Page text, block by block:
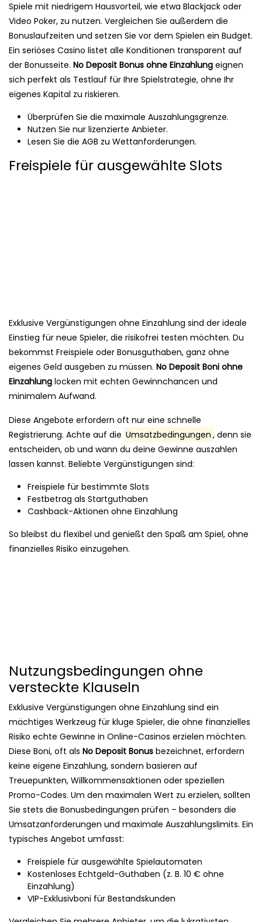
Spiele mit niedrigem Hausvorteil, wie etwa Blackjack oder
Video Poker, zu nutzen. Vergleichen Sie außerdem die
Bonuslaufzeiten und setzen Sie vor dem Spielen ein Budget.
Ein seriöses Casino listet alle Konditionen transparent auf
der Bonusseite. No Deposit Bonus ohne Einzahlung eignen
sich perfekt als Testlauf für Ihre Spielstrategie, ohne Ihr
eigenes Kapital zu riskieren.
Überprüfen Sie die maximale Auszahlungsgrenze.
Nutzen Sie nur lizenzierte Anbieter.
Lesen Sie die AGB zu Wettanforderungen.
Freispiele für ausgewählte Slots
Exklusive Vergünstigungen ohne Einzahlung sind der ideale
Einstieg für neue Spieler, die risikofrei testen möchten. Du
bekommst Freispiele oder Bonusguthaben, ganz ohne
eigenes Geld ausgeben zu müssen. No Deposit Boni ohne
Einzahlung locken mit echten Gewinnchancen und
minimalem Aufwand.
Diese Angebote erfordern oft nur eine schnelle
Registrierung. Achte auf die Umsatzbedingungen , denn sie
entscheiden, ob und wann du deine Gewinne auszahlen
lassen kannst. Beliebte Vergünstigungen sind:
Freispiele für bestimmte Slots
Festbetrag als Startguthaben
Cashback-Aktionen ohne Einzahlung
So bleibst du flexibel und genießt den Spaß am Spiel, ohne
finanzielles Risiko einzugehen.
Nutzungsbedingungen ohne
versteckte Klauseln
Exklusive Vergünstigungen ohne Einzahlung sind ein
mächtiges Werkzeug für kluge Spieler, die ohne finanzielles
Risiko echte Gewinne in Online-Casinos erzielen möchten.
Diese Boni, oft als No Deposit Bonus bezeichnet, erfordern
keine eigene Einzahlung, sondern basieren auf
Treuepunkten, Willkommensaktionen oder speziellen
Promo-Codes. Um den maximalen Wert zu erzielen, sollten
Sie stets die Bonusbedingungen prüfen – besonders die
Umsatzanforderungen und maximale Auszahlungslimits. Ein
typisches Angebot umfasst:
Freispiele für ausgewählte Spielautomaten
Kostenloses Echtgeld-Guthaben (z. B. 10 € ohne
Einzahlung)
VIP-Exklusivboni für Bestandskunden